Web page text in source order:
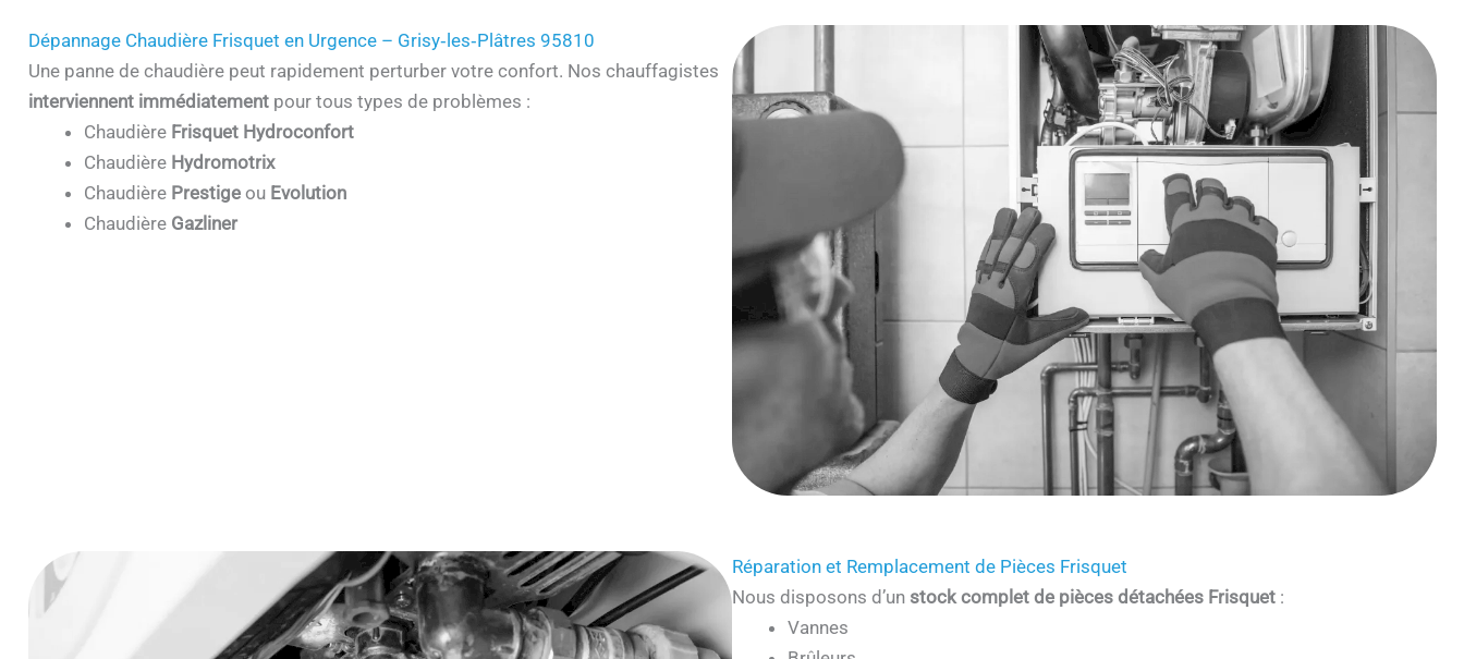
Dépannage Chaudière Frisquet en Urgence – Grisy‑les‑Plâtres 95810
Une panne de chaudière peut rapidement perturber votre confort. Nos chauffagistes
interviennent immédiatementpour tous types de problèmes :
Chaudière Frisquet Hydroconfort
Chaudière Hydromotrix
Chaudière Prestigeou Evolution
Chaudière Gazliner
Réparation et Remplacement de Pièces Frisquet
Nous disposons d’un stock complet de pièces détachées Frisquet :
Vannes